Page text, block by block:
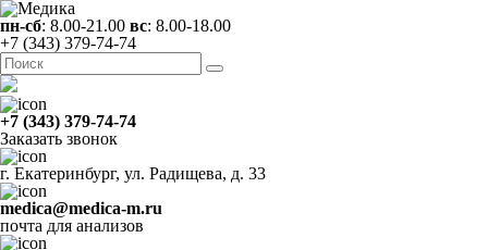
пн-сб: 8.00-21.00 вс: 8.00-18.00
+7 (343) 379-74-74
+7 (343) 379-74-74
Заказать звонок
г. Екатеринбург, ул. Радищева, д. 33
medica@medica-m.ru
почта для анализов